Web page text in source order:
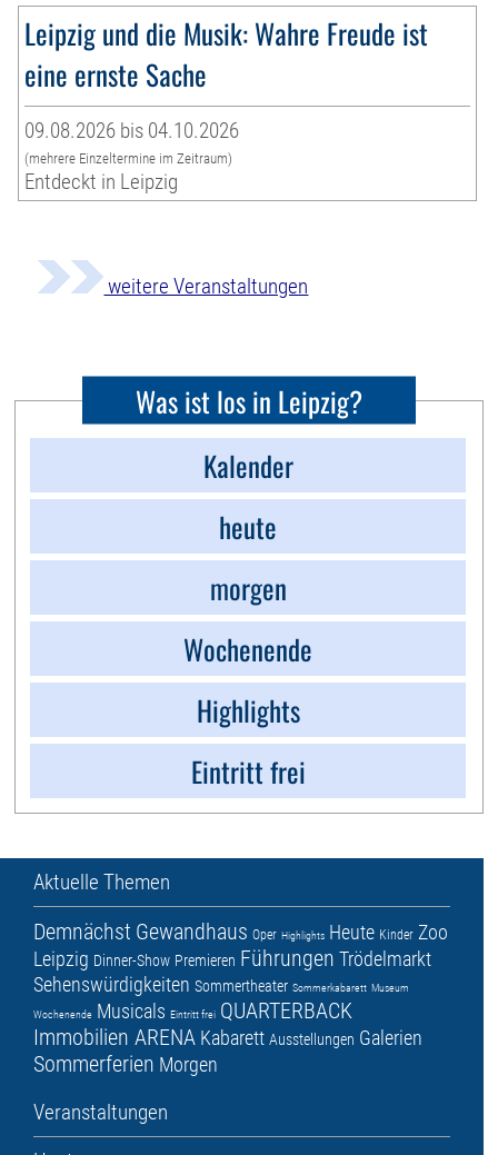
Leipzig und die Musik: Wahre Freude ist
eine ernste Sache
09.08.2026 bis 04.10.2026
(mehrere Einzeltermine im Zeitraum)
Entdeckt in Leipzig
weitere Veranstaltungen
Was ist los in Leipzig?
Kalender
heute
morgen
Wochenende
Highlights
Eintritt frei
Aktuelle Themen
Demnächst Gewandhaus Oper Highlights Heute Kinder Zoo
Leipzig Dinner-Show Premieren Führungen Trödelmarkt
Sehenswürdigkeiten Sommertheater Sommerkabarett Museum
Wochenende Musicals Eintritt frei QUARTERBACK
Immobilien ARENA Kabarett Ausstellungen Galerien
Sommerferien Morgen
Veranstaltungen